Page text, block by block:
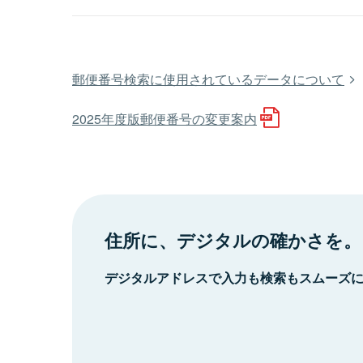
郵便番号検索に使用されているデータについて
2025年度版郵便番号の変更案内
住所に、デジタルの確かさを。
デジタルアドレスで入力も検索もスムーズ